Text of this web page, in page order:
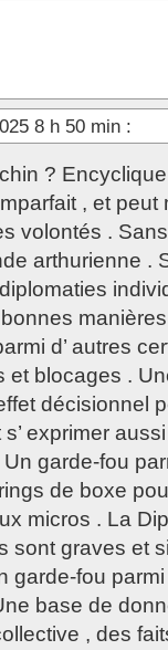
8 h 50 min :
?
, et
volontés .
arthurienne .
d’ autres
et blocages .
décisionnel
exprimer aussi
garde-fou
de boxe
micros . La
sont graves et
garde-fou
base de
, des